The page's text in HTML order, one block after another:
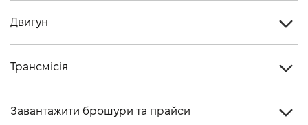
Кiлькiсть мiсць, шт
Двигун
Двигун 2.0 Дизель 163PS AWD (26,75 MY)
Трансмісія
Завантажити брошури та прайси